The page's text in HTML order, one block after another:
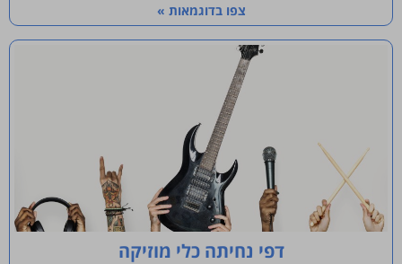
צפו בדוגמאות »
דפי נחיתה כלי מוזיקה